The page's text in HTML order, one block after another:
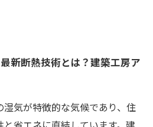
新断熱技術とは？建築工房ア
気が特徴的な気候であり、住